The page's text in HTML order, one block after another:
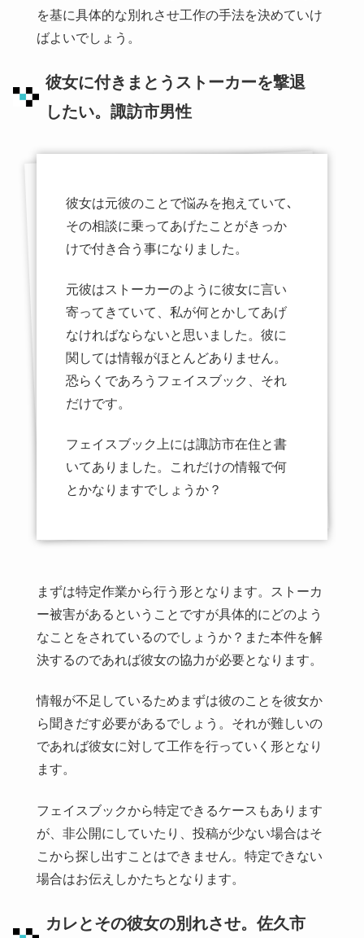
を基に具体的な別れさせ工作の手法を決めていけ
ばよいでしょう。
彼女に付きまとうストーカーを撃退
したい。諏訪市男性
彼女は元彼のことで悩みを抱えていて､
その相談に乗ってあげたことがきっか
けで付き合う事になりました。
元彼はストーカーのように彼女に言い
寄ってきていて、私が何とかしてあげ
なければならないと思いました。彼に
関しては情報がほとんどありません。
恐らくであろうフェイスブック、それ
だけです。
フェイスブック上には諏訪市在住と書
いてありました。これだけの情報で何
とかなりますでしょうか？
まずは特定作業から行う形となります。ストーカ
ー被害があるということですが具体的にどのよう
なことをされているのでしょうか？また本件を解
決するのであれば彼女の協力が必要となります。
情報が不足しているためまずは彼のことを彼女か
ら聞きだす必要があるでしょう。それが難しいの
であれば彼女に対して工作を行っていく形となり
ます。
フェイスブックから特定できるケースもあります
が、非公開にしていたり、投稿が少ない場合はそ
こから探し出すことはできません。特定できない
場合はお伝えしかたちとなります。
カレとその彼女の別れさせ。佐久市